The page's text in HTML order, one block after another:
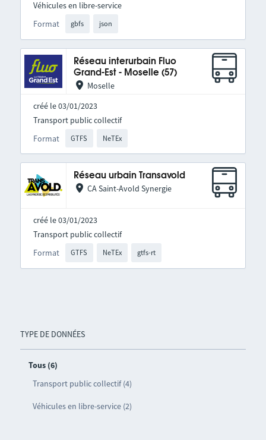
TYPE DE DONNÉES
Tous (6)
Transport public collectif (4)
Véhicules en libre-service (2)
Format gbfs json
Véhicules en libre-service
Réseau interurbain Fluo
Grand-Est - Moselle (57)
Moselle
créé le 03/01/2023
Format GTFS NeTEx
Transport public collectif
Réseau urbain Transavold
CA Saint-Avold Synergie
créé le 03/01/2023
Format GTFS NeTEx gtfs-rt
Transport public collectif